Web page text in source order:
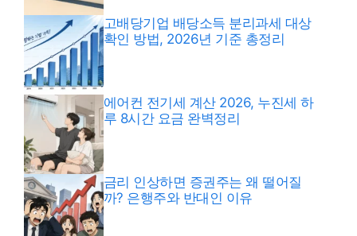
고배당기업 배당소득 분리과세 대상
확인 방법, 2026년 기준 총정리
에어컨 전기세 계산 2026, 누진세 하
루 8시간 요금 완벽정리
금리 인상하면 증권주는 왜 떨어질
까? 은행주와 반대인 이유